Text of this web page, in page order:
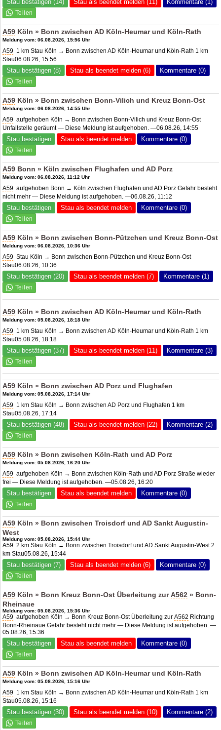
Stau bestätigen (14) Stau als beendet melden (11) Kommentare (1)
A59 Köln » Bonn zwischenAD Köln-Heumarund Köln-Rath
Meldung vom: 06.08.2026, 15:56 Uhr
A59 1 km Stau Köln → Bonn zwischen AD Köln-Heumar und Köln-Rath 1 km
Stau06.08.26, 15:56
Stau bestätigen (8) Stau als beendet melden (6) Kommentare (0)
A59 Köln » Bonn zwischen Bonn-Vilich und Kreuz Bonn-Ost
Meldung vom: 06.08.2026, 14:55 Uhr
A59 aufgehoben Köln → Bonn zwischen Bonn-Vilich und Kreuz Bonn-Ost
Unfallstelle geräumt — Diese Meldung ist aufgehoben. —06.08.26, 14:55
Stau bestätigen Stau als beendet melden Kommentare (0)
A59 Bonn » Köln zwischen Flughafen undAD Porz
Meldung vom: 06.08.2026, 11:12 Uhr
A59 aufgehoben Bonn → Köln zwischen Flughafen undAD Porz Gefahr besteht
nicht mehr — Diese Meldung ist aufgehoben. —06.08.26, 11:12
Stau bestätigen Stau als beendet melden Kommentare (0)
A59 Köln » Bonn zwischen Bonn-Pützchen und Kreuz Bonn-Ost
Meldung vom: 06.08.2026, 10:36 Uhr
A59 Stau Köln → Bonn zwischen Bonn-Pützchen und Kreuz Bonn-Ost
Stau06.08.26, 10:36
Stau bestätigen (20) Stau als beendet melden (7) Kommentare (1)
A59 Köln » Bonn zwischenAD Köln-Heumarund Köln-Rath
Meldung vom: 05.08.2026, 18:18 Uhr
A59 1 km Stau Köln → Bonn zwischen AD Köln-Heumar und Köln-Rath 1 km
Stau05.08.26, 18:18
Stau bestätigen (37) Stau als beendet melden (11) Kommentare (3)
A59 Köln » Bonn zwischenAD Porz und Flughafen
Meldung vom: 05.08.2026, 17:14 Uhr
A59 1 km Stau Köln → Bonn zwischenAD Porz und Flughafen 1 km
Stau05.08.26, 17:14
Stau bestätigen (48) Stau als beendet melden (22) Kommentare (2)
A59 Köln » Bonn zwischen Köln-Rath undAD Porz
Meldung vom: 05.08.2026, 16:20 Uhr
A59 aufgehoben Köln → Bonn zwischen Köln-Rath undAD Porz Straße wieder
frei — Diese Meldung ist aufgehoben. —05.08.26, 16:20
Stau bestätigen Stau als beendet melden Kommentare (0)
A59 Köln » Bonn zwischen Troisdorf und AD Sankt Augustin-
West
Meldung vom: 05.08.2026, 15:44 Uhr
A59 2 km Stau Köln → Bonn zwischen Troisdorf und AD Sankt Augustin-West 2
km Stau05.08.26, 15:44
Stau bestätigen (7) Stau als beendet melden (6) Kommentare (0)
A59 Köln » Bonn Kreuz Bonn-Ost Überleitung zurA562 » Bonn-
Rheinaue
Meldung vom: 05.08.2026, 15:36 Uhr
A59 aufgehoben Köln → Bonn Kreuz Bonn-Ost Überleitung zurA562 Richtung
Bonn-Rheinaue Gefahr besteht nicht mehr — Diese Meldung ist aufgehoben. —
05.08.26, 15:36
Stau bestätigen Stau als beendet melden Kommentare (0)
A59 Köln » Bonn zwischenAD Köln-Heumarund Köln-Rath
Meldung vom: 05.08.2026, 15:16 Uhr
A59 1 km Stau Köln → Bonn zwischen AD Köln-Heumar und Köln-Rath 1 km
Stau05.08.26, 15:16
Stau bestätigen (30) Stau als beendet melden (10) Kommentare (2)